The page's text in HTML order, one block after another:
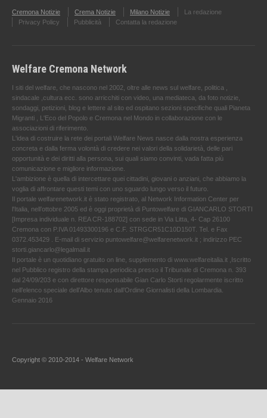
Cremona Notizie Crema Notizie Milano Notizie
La redazione
Privacy Policy
Pubblicità Contatta la redazione
Welfare Cremona Network
I siti del welfare, che nascono nel 2002, oltre alle news sul welfare, politica ,
sindacale ,cultura ecc. sono arricchiti con video, una mediateca, da foto notizie,
sondaggi, petizioni, blog e lettere al sito ed ospitano sezioni specifiche quali Pianeta
Migranti , L'Eco del Popolo e Cremona nel Mondo in collaborazione con le
associazioni di riferimento.
L'idea di costruire la rete dei portali Welfare News nasce dalla nostra esperienza
concreta e dalla ferma volontà di credere nei valori della solidarietà, delle pari
opportunità e dei diritti alla persona, sui quali siamo convinti, vada fatta più
comunicazione e migliore informazione.
L'ambizione è quella di intercettare quei cittadini, giovani o anziani, che abbiamo la
voglia di affrontare questi temi con uno sguardo lungo verso il futuro.
Il portale welfarenetwork.it è stato registrato, al Network Information Center per
l'Italia, nell’ottobre 2005 ed è oggi proprietà di Puntowelfare di GIANCARLO STORTI
[Impresa individuale n. REA CR-188702] con sede in Via Litta, 4- Cap 26100
Cremona con P.IVA 01493300196 e C.F. STRGCR51C10D150T. Tel. e Fax
0372.453429 . E-mail di servizio puntowelfare@welfarenetwork.it ; indirizzo PEC
storti.giancarlo@legalmail.it
Il portale è un quotidiano gratuito on line, supplemento di www.welfareitalia.it ,Iscritto
nel Pubblico registro della stampa periodica presso il Tribunale di Cremona n. 393
dal 24/09/203 e con direttore responsabile Gian Carlo Storti regolarmente iscritto
nell’elenco speciale dell’Albo tenuto dall’Ordine Giornalisti della Lombardia.
Gennaio 2016
Copyright © 2010-2014 - Welfare Network